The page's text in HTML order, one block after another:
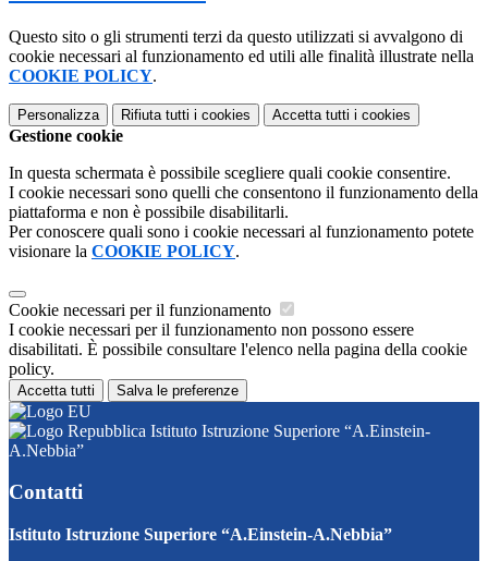
Questo sito o gli strumenti terzi da questo utilizzati si avvalgono di
cookie necessari al funzionamento ed utili alle finalità illustrate nella
COOKIE POLICY.
Personalizza Rifiuta tutti i cookies Accetta tutti i cookies
Gestione cookie
In questa schermata è possibile scegliere quali cookie consentire.
I cookie necessari sono quelli che consentono il funzionamento della
piattaforma e non è possibile disabilitarli.
Per conoscere quali sono i cookie necessari al funzionamento potete
visionare la COOKIE POLICY.
Cookie necessari per il funzionamento
I cookie necessari per il funzionamento non possono essere
disabilitati. È possibile consultare l'elenco nella pagina della cookie
policy.
Accetta tutti Salva le preferenze
Istituto Istruzione Superiore “A.Einstein-
A.Nebbia”
Contatti
Istituto Istruzione Superiore “A.Einstein-A.Nebbia”